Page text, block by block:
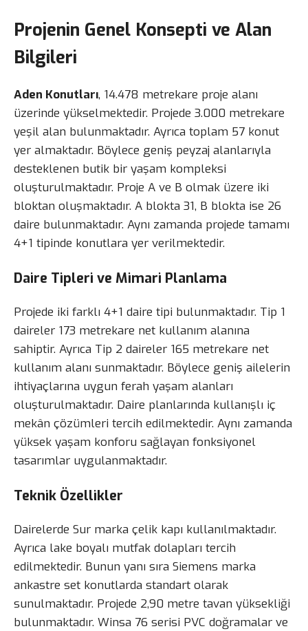
Projenin Genel Konsepti ve Alan
Bilgileri
Aden Konutları, 14.478 metrekare proje alanı
üzerinde yükselmektedir. Projede 3.000 metrekare
yeşil alan bulunmaktadır. Ayrıca toplam 57 konut
yer almaktadır. Böylece geniş peyzaj alanlarıyla
desteklenen butik bir yaşam kompleksi
oluşturulmaktadır. Proje A ve B olmak üzere iki
bloktan oluşmaktadır. A blokta 31, B blokta ise 26
daire bulunmaktadır. Aynı zamanda projede tamamı
4+1 tipinde konutlara yer verilmektedir.
Daire Tipleri ve Mimari Planlama
Projede iki farklı 4+1 daire tipi bulunmaktadır. Tip 1
daireler 173 metrekare net kullanım alanına
sahiptir. Ayrıca Tip 2 daireler 165 metrekare net
kullanım alanı sunmaktadır. Böylece geniş ailelerin
ihtiyaçlarına uygun ferah yaşam alanları
oluşturulmaktadır. Daire planlarında kullanışlı iç
mekân çözümleri tercih edilmektedir. Aynı zamanda
yüksek yaşam konforu sağlayan fonksiyonel
tasarımlar uygulanmaktadır.
Teknik Özellikler
Dairelerde Sur marka çelik kapı kullanılmaktadır.
Ayrıca lake boyalı mutfak dolapları tercih
edilmektedir. Bunun yanı sıra Siemens marka
ankastre set konutlarda standart olarak
sunulmaktadır. Projede 2,90 metre tavan yüksekliği
bulunmaktadır. Winsa 76 serisi PVC doğramalar ve